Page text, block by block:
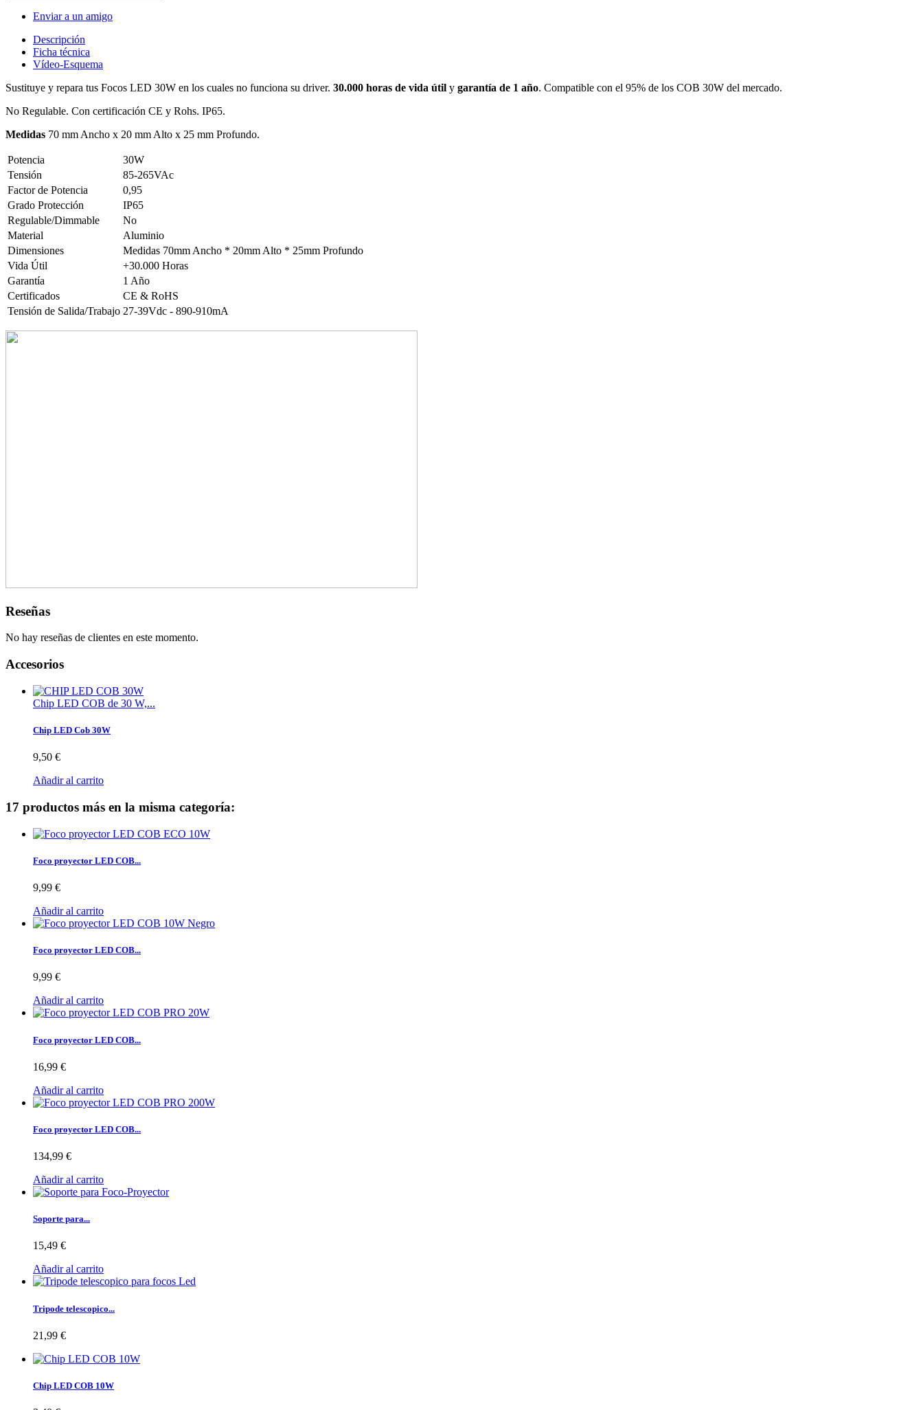
Enviar a un amigo
Descripción
Ficha técnica
Vídeo-Esquema
Sustituye y repara tus Focos LED 30W en los cuales no funciona su driver. 30.000 horas de vida útil y garantía de 1 año. Compatible con el 95% de los COB 30W del mercado.
No Regulable. Con certificación CE y Rohs. IP65.
Medidas 70 mm Ancho x 20 mm Alto x 25 mm Profundo.
Potencia
30W
Tensión
85-265VAc
Factor de Potencia
0,95
Grado Protección
IP65
Regulable/Dimmable
No
Material
Aluminio
Dimensiones
Medidas 70mm Ancho * 20mm Alto * 25mm Profundo
Vida Útil
+30.000 Horas
Garantía
1 Año
Certificados
CE & RoHS
Tensión de Salida/Trabajo 27-39Vdc - 890-910mA
Reseñas
No hay reseñas de clientes en este momento.
Accesorios
Chip LED COB de 30 W,...
Chip LED Cob 30W
9,50 €
Añadir al carrito
17 productos más en la misma categoría:
Foco proyector LED COB...
9,99 €
Añadir al carrito
Foco proyector LED COB...
9,99 €
Añadir al carrito
Foco proyector LED COB...
16,99 €
Añadir al carrito
Foco proyector LED COB...
134,99 €
Añadir al carrito
Soporte para...
15,49 €
Añadir al carrito
Tripode telescopico...
21,99 €
Chip LED COB 10W